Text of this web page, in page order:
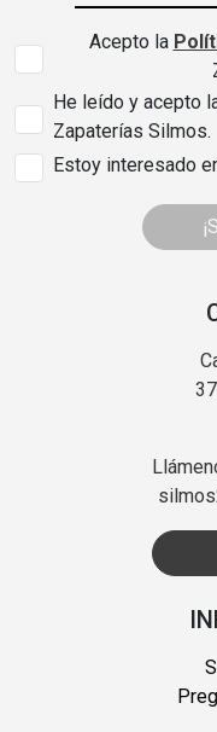
Acepto la
He leído y acepto
Zapaterías Silmos.
Estoy interesado